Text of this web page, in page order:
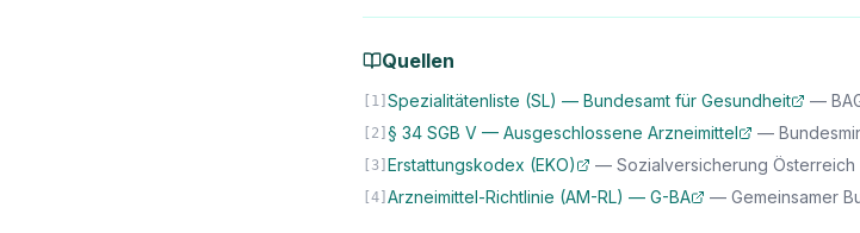
Quellen
1 Spezialitätenliste (SL) — Bundesamt für Gesundheit —
2 § 34 SGB V — Ausgeschlossene Arzneimittel —
3 Erstattungskodex (EKO) — Sozialversicherung Österreich
4 Arzneimittel-Richtlinie (AM-RL) — G-BA — Gemeinsamer